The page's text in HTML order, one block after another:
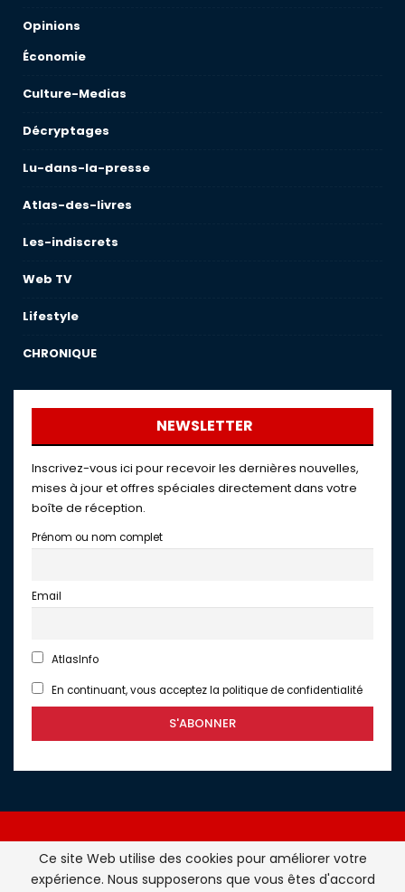
Opinions
Économie
Culture-Medias
Décryptages
Lu-dans-la-presse
Atlas-des-livres
Les-indiscrets
Web TV
Lifestyle
CHRONIQUE
NEWSLETTER
Inscrivez-vous ici pour recevoir les dernières nouvelles,
mises à jour et offres spéciales directement dans votre
boîte de réception.
Prénom ou nom complet
Email
AtlasInfo
En continuant, vous acceptez la politique de confidentialité
Atlasinfo.fr : l'essentiel de l'actualité de la France et du
Ce site Web utilise des cookies pour améliorer votre
expérience. Nous supposerons que vous êtes d'accord